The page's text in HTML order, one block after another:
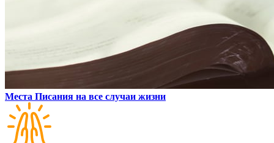
Места Писания на все случаи жизни